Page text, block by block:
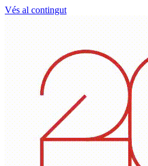
Vés al contingut